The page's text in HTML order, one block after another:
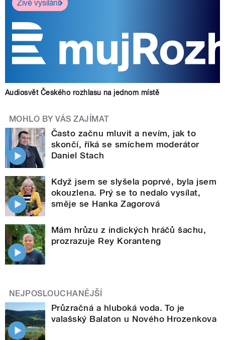
Živé vysílání
Audiosvět Českého rozhlasu na jednom místě
MOHLO BY VÁS ZAJÍMAT
Často začnu mluvit a nevím, jak to
skončí, říká se smíchem moderátor
Daniel Stach
Když jsem se slyšela poprvé, byla jsem
okouzlena. Prý se to nedalo vysílat,
směje se Hanka Zagorová
Mám hrůzu z indických hráčů šachu,
prozrazuje Rey Koranteng
NEJPOSLOUCHANĚJŠÍ
Průzračná a hluboká voda. To je
valašský Balaton u Nového Hrozenkova